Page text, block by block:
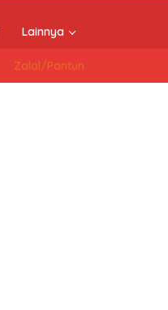
Lainnya
Zalal/Pantun